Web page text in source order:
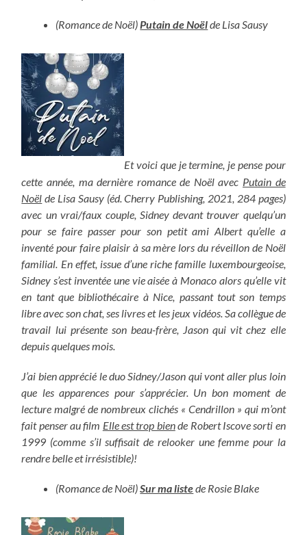
(Romance de Noël)Putain de Noëlde Lisa Sausy
Et voici que je termine, je pense pour
cette année, ma dernière romance de Noël avec Putain de
Noël de Lisa Sausy (éd. Cherry Publishing, 2021, 284 pages)
avec un vrai/faux couple, Sidney devant trouver quelqu’un
pour se faire passer pour son petit ami Albert qu’elle a
inventé pour faire plaisir à sa mère lors du réveillon de Noël
familial. En effet, issue d’une riche famille luxembourgeoise,
Sidney s’est inventée une vie aisée à Monaco alors qu’elle vit
en tant que bibliothécaire à Nice, passant tout son temps
libre avec son chat, ses livres et les jeux vidéos. Sa collègue de
travail lui présente son beau-frère, Jason qui vit chez elle
depuis quelques mois.
J’ai bien apprécié le duo Sidney/Jason qui vont aller plus loin
que les apparences pour s’apprécier. Un bon moment de
lecture malgré de nombreux clichés « Cendrillon » qui m’ont
fait penser au film Elle est trop biende Robert Iscove sorti en
1999 (comme s’il suffisait de relooker une femme pour la
rendre belle et irrésistible)!
(Romance de Noël)Sur ma listede Rosie Blake